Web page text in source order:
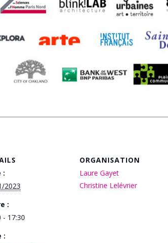
:
2023
:
- 17:30
:
ORGANISATION
Laure Gayet
Christine Lelévrier